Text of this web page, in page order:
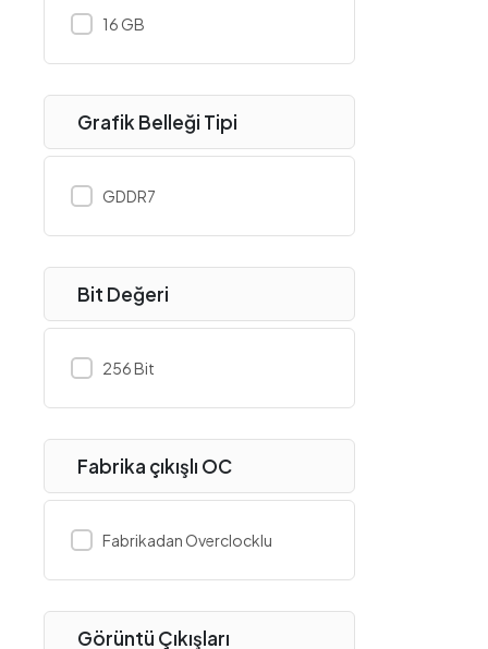
Everest
EVGA
FSP
G.Skill
Gameon
16 GB
Grafik Belleği Tipi
GDDR7
Bit Değeri
256 Bit
Fabrika çıkışlı OC
Fabrikadan Overclocklu
Görüntü Çıkışları